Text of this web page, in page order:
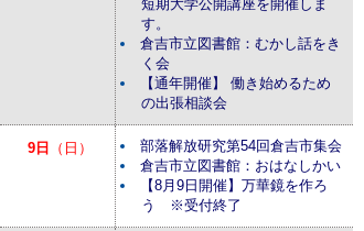
短期大学公開講座を開催しま
す。
倉吉市立図書館：むかし話をき
く会
【通年開催】 働き始めるため
の出張相談会
9日 （日）
部落解放研究第54回倉吉市集会
倉吉市立図書館：おはなしかい
【8月9日開催】万華鏡を作ろ
う ※受付終了